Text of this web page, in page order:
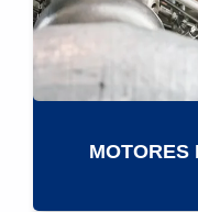
MOTORES